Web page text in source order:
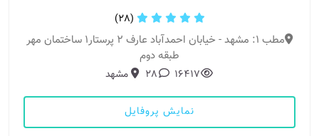
(28)
مطب 1: مشهد - خیابان احمدآباد عارف 2 پرستار1 ساختمان مهر
طبقه دوم
16417
28 مشهد
نمایش پروفایل